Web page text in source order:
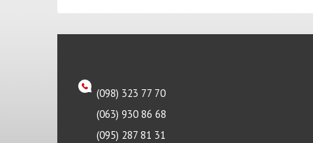
Указатель поворота
Фара
(098) 323 77 70
(063) 930 86 68
(095) 287 81 31